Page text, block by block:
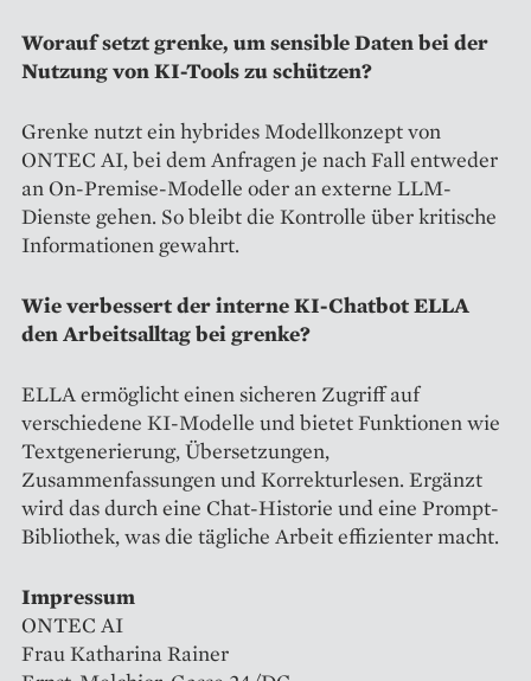
Worauf setzt grenke, um sensible Daten bei der
Nutzung von KI-Tools zu schützen?
Grenke nutzt ein hybrides Modellkonzept von
ONTEC AI, bei dem Anfragen je nach Fall entweder
an On-Premise-Modelle oder an externe LLM-
Dienste gehen. So bleibt die Kontrolle über kritische
Informationen gewahrt.
Wie verbessert der interne KI-Chatbot ELLA
den Arbeitsalltag bei grenke?
ELLA ermöglicht einen sicheren Zugriff auf
verschiedene KI-Modelle und bietet Funktionen wie
Textgenerierung, Übersetzungen,
Zusammenfassungen und Korrekturlesen. Ergänzt
wird das durch eine Chat-Historie und eine Prompt-
Bibliothek, was die tägliche Arbeit effizienter macht.
Impressum
ONTEC AI
Frau Katharina Rainer